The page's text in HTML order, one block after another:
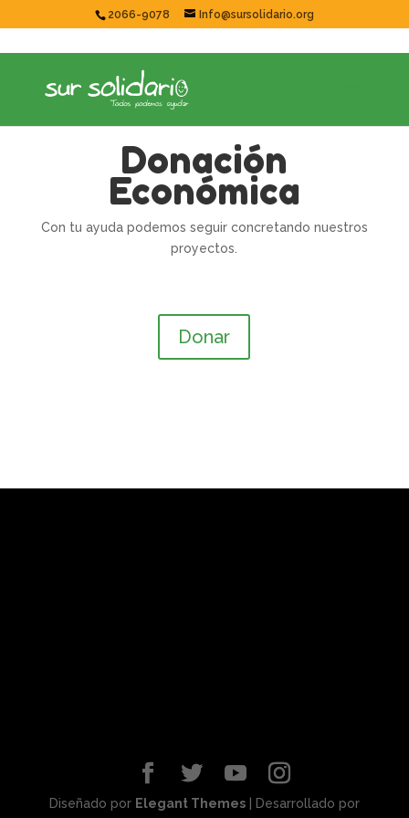
2066-9078 Info@sursolidario.org
Donación
Económica
Con tu ayuda podemos seguir concretando nuestros
proyectos.
Donar
Diseñado por Elegant Themes| Desarrollado por